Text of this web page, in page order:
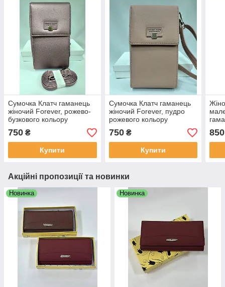
Сумочка Клатч гаманець
жіночий Forever, рожево-
бузкового кольору
750 ₴
Купити
Сумочка Клатч гаманець
жіночий Forever, пудро
рожевого кольору
750₴
Купити
850
Акційні пропозиції та новинки
Новинка Новинка